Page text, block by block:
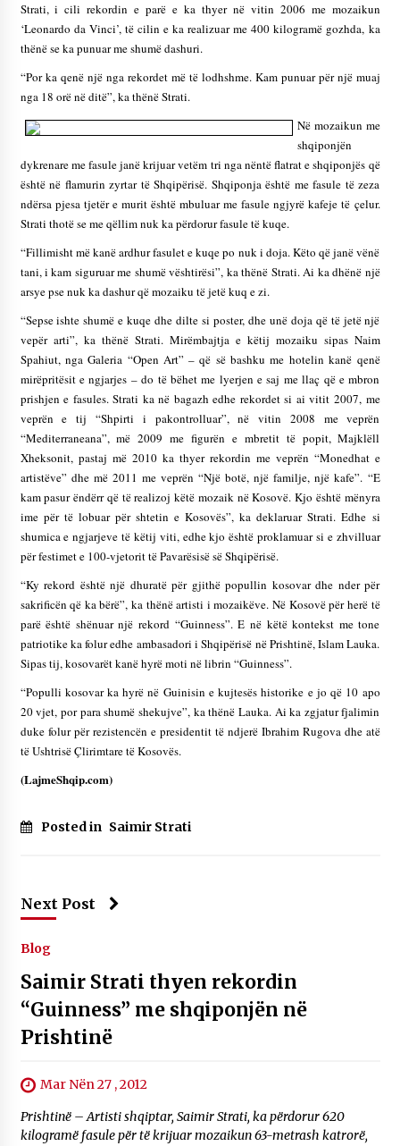
– ËNGJËLL HASIMAJ – “KUJTIMET E MIA PËR
EDHE SI NJË BANOR I PËRKOHSHËM I TIJ”
12/09/2025
06/02/2025
Strati, i cili rekordin e parë e ka thyer në vitin 2006 me mozaikun
‘Leonardo da Vinci’, të cilin e ka realizuar me 400 kilogramë gozhda, ka
thënë se ka punuar me shumë dashuri.
“Por ka qenë një nga rekordet më të lodhshme. Kam punuar për një muaj
nga 18 orë në ditë”, ka thënë Strati.
Në mozaikun me
shqiponjën
dykrenare me fasule janë krijuar vetëm tri nga nëntë flatrat e shqiponjës që
është në flamurin zyrtar të Shqipërisë. Shqiponja është me fasule të zeza
ndërsa pjesa tjetër e murit është mbuluar me fasule ngjyrë kafeje të çelur.
Strati thotë se me qëllim nuk ka përdorur fasule të kuqe.
“Fillimisht më kanë ardhur fasulet e kuqe po nuk i doja. Këto që janë vënë
tani, i kam siguruar me shumë vështirësi”, ka thënë Strati. Ai ka dhënë një
arsye pse nuk ka dashur që mozaiku të jetë kuq e zi.
“Sepse ishte shumë e kuqe dhe dilte si poster, dhe unë doja që të jetë një
vepër arti”, ka thënë Strati. Mirëmbajtja e këtij mozaiku sipas Naim
Spahiut, nga Galeria “Open Art” – që së bashku me hotelin kanë qenë
mirëpritësit e ngjarjes – do të bëhet me lyerjen e saj me llaç që e mbron
prishjen e fasules. Strati ka në bagazh edhe rekordet si ai vitit 2007, me
veprën e tij “Shpirti i pakontrolluar”, në vitin 2008 me veprën
“Mediterraneana”, më 2009 me figurën e mbretit të popit, Majklëll
Xheksonit, pastaj më 2010 ka thyer rekordin me veprën “Monedhat e
artistëve” dhe më 2011 me veprën “Një botë, një familje, një kafe”. “E
kam pasur ëndërr që të realizoj këtë mozaik në Kosovë. Kjo është mënyra
ime për të lobuar për shtetin e Kosovës”, ka deklaruar Strati. Edhe si
shumica e ngjarjeve të këtij viti, edhe kjo është proklamuar si e zhvilluar
për festimet e 100-vjetorit të Pavarësisë së Shqipërisë.
“Ky rekord është një dhuratë për gjithë popullin kosovar dhe nder për
sakrificën që ka bërë”, ka thënë artisti i mozaikëve. Në Kosovë për herë të
parë është shënuar një rekord “Guinness”. E në këtë kontekst me tone
patriotike ka folur edhe ambasadori i Shqipërisë në Prishtinë, Islam Lauka.
Sipas tij, kosovarët kanë hyrë moti në librin “Guinness”.
“Populli kosovar ka hyrë në Guinisin e kujtesës historike e jo që 10 apo
20 vjet, por para shumë shekujve”, ka thënë Lauka. Ai ka zgjatur fjalimin
duke folur për rezistencën e presidentit të ndjerë Ibrahim Rugova dhe atë
të Ushtrisë Çlirimtare të Kosovës.
(LajmeShqip.com)
Posted in Saimir Strati
Next Post
Blog
Saimir Strati thyen rekordin
“Guinness” me shqiponjën në
Prishtinë
Mar Nën 27 , 2012
Prishtinë – Artisti shqiptar, Saimir Strati, ka përdorur 620
kilogramë fasule për të krijuar mozaikun 63-metrash katrorë,